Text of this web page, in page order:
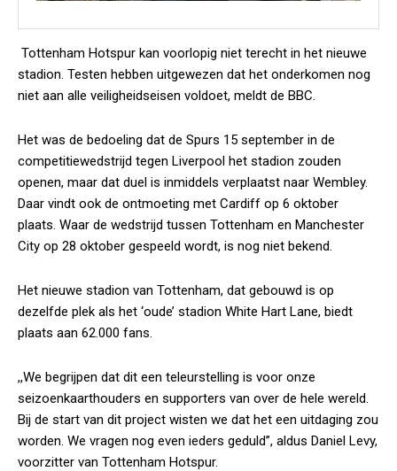
Tottenham Hotspur kan voorlopig niet terecht in het nieuwe
stadion. Testen hebben uitgewezen dat het onderkomen nog
niet aan alle veiligheidseisen voldoet, meldt de BBC.
Het was de bedoeling dat de Spurs 15 september in de
competitiewedstrijd tegen Liverpool het stadion zouden
openen, maar dat duel is inmiddels verplaatst naar Wembley.
Daar vindt ook de ontmoeting met Cardiff op 6 oktober
plaats. Waar de wedstrijd tussen Tottenham en Manchester
City op 28 oktober gespeeld wordt, is nog niet bekend.
Het nieuwe stadion van Tottenham, dat gebouwd is op
dezelfde plek als het ‘oude’ stadion White Hart Lane, biedt
plaats aan 62.000 fans.
,,We begrijpen dat dit een teleurstelling is voor onze
seizoenkaarthouders en supporters van over de hele wereld.
Bij de start van dit project wisten we dat het een uitdaging zou
worden. We vragen nog even ieders geduld”, aldus Daniel Levy,
voorzitter van Tottenham Hotspur.